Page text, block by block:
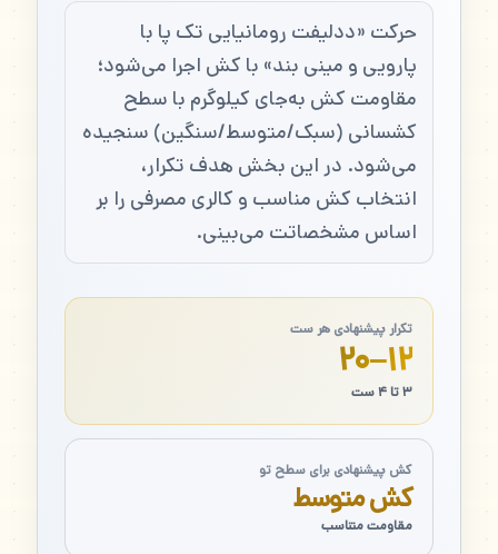
حرکت «ددلیفت رومانیایی تک پا با
پارویی و مینی بند» با کش اجرا می‌شود؛
مقاومت کش به‌جای کیلوگرم با سطح
کشسانی (سبک/متوسط/سنگین) سنجیده
می‌شود. در این بخش هدف تکرار،
انتخاب کش مناسب و کالری مصرفی را بر
اساس مشخصاتت می‌بینی.
تکرار پیشنهادی هر ست
۱۲–۲۰
۳ تا ۴ ست
کش پیشنهادی برای سطح تو
کش متوسط
مقاومت متناسب